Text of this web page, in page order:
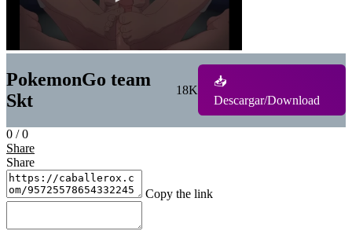
PokemonGo team
Skt
18K
📥
Descargar/Download
0 /0
Share
Share
Copy the link